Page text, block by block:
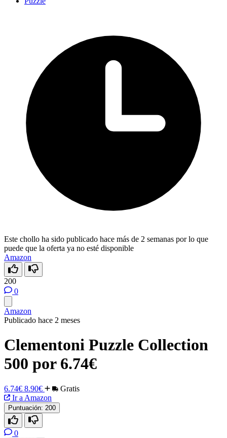
Este chollo ha sido publicado hace más de 2 semanas por lo que
puede que la oferta ya no esté disponible
Amazon
200
0
Amazon
Publicado hace 2 meses
Clementoni Puzzle Collection
500 por 6.74€
6.74€ 8.90€
Gratis
Ir a Amazon
Puntuación: 200
0